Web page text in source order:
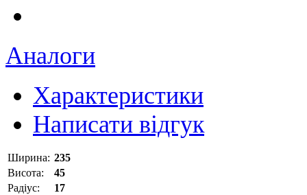
Аналоги
Характеристики
Написати відгук
Ширина: 235
Висота:
45
Радіус:
17